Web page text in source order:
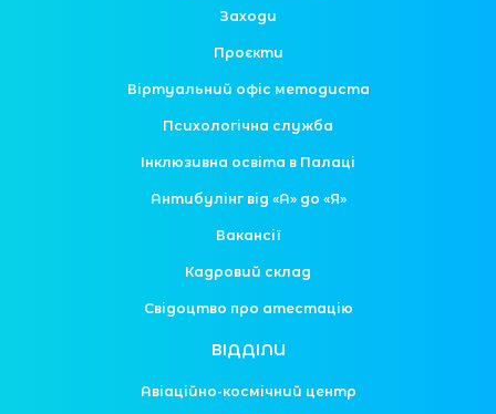
Заходи
Проєкти
Віртуальний офіс методиста
Психологічна служба
Інклюзивна освіта в Палаці
Антибулінг від «А» до «Я»
Вакансії
Кадровий склад
Свідоцтво про атестацію
ВІДДІЛИ
Авіаційно-космічний центр